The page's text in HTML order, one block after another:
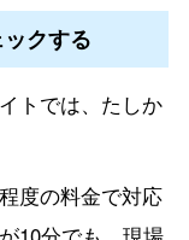
クする
トでは、たしか
度の料金で対応